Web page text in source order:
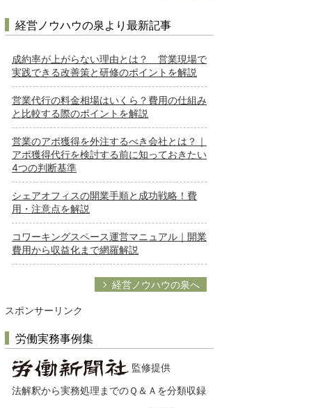
経営ノウハウの泉より最新記事
成約率が上がらない理由とは？ 営業現場で
実践できる改善策と研修のポイントを解説
営業代行の料金相場はいくら？費用の仕組み
と比較する際のポイントを解説
営業のアポ獲得を外注するべき会社とは？｜
アポ獲得代行を検討する前に知っておきたい
4つの判断基準
シェアオフィスの開業手順と成功戦略！費
用・注意点を解説
コワーキングスペース運営マニュアル｜開業
費用から収益化まで網羅解説
経営ノウハウの泉へ
スポンサーリンク
労働実務事例集
監修提供
法解釈から実務処理までのＱ＆Ａを分類収録